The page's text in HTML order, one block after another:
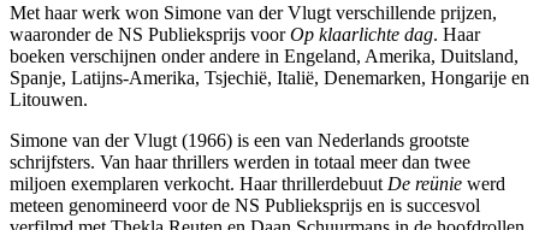
Met haar werk won Simone van der Vlugt verschillende prijzen,
waaronder de NS Publieksprijs voorOp klaarlichte dag. Haar
boeken verschijnen onder andere in Engeland, Amerika, Duitsland,
Spanje, Latijns-Amerika, Tsjechië, Italië, Denemarken, Hongarije en
Litouwen.
Simone van der Vlugt (1966) is een van Nederlands grootste
schrijfsters. Van haar thrillers werden in totaal meer dan twee
miljoen exemplaren verkocht. Haar thrillerdebuut De reünie werd
meteen genomineerd voor de NS Publieksprijs en is succesvol